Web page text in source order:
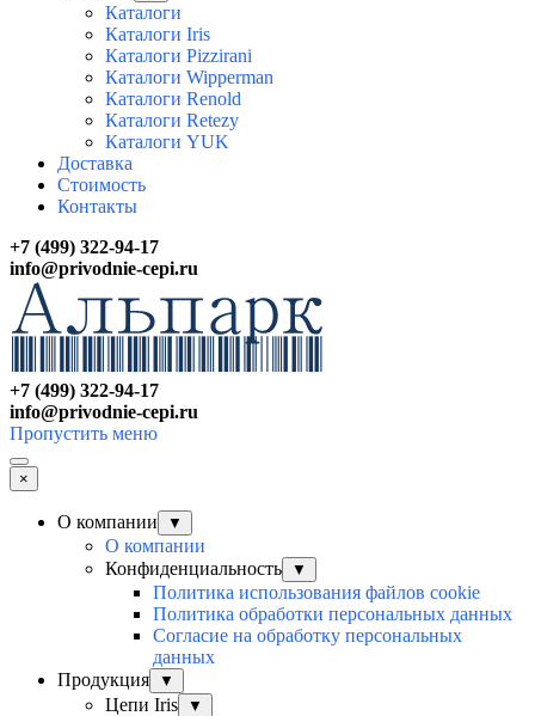
Каталоги
Каталоги Iris
Каталоги Pizzirani
Каталоги Wipperman
Каталоги Renold
Каталоги Retezy
Каталоги YUK
Доставка
Стоимость
Контакты
+7 (499) 322-94-17
info@privodnie-cepi.ru
+7 (499) 322-94-17
info@privodnie-cepi.ru
Пропустить меню
×
О компании ▼
О компании
Конфиденциальность
▼
Политика использования файлов cookie
Политика обработки персональных данных
Согласие на обработку персональных
данных
Продукция
▼
Цепи Iris ▼